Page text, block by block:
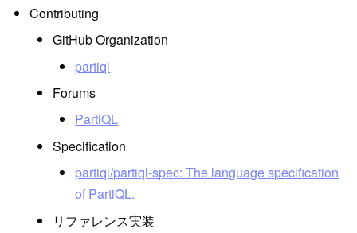
Contributing
GitHub Organization
partiql
Forums
PartiQL
Specification
partiql/partiql-spec: The language specification
of PartiQL.
リファレンス実装